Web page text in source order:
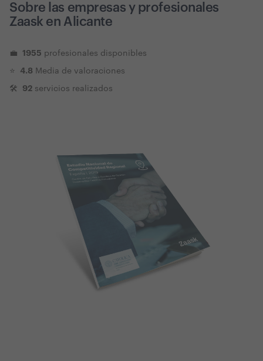
Sobre las empresas y profesionales
Zaask en Alicante
💼 1955 profesionales disponibles
⭐️ 4.8 Media de valoraciones
🛠 92 servicios realizados